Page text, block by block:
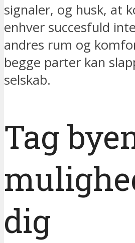
signaler, og husk, at
enhver succesfuld
andres rum og
begge parter kan
selskab.
Tag
dig